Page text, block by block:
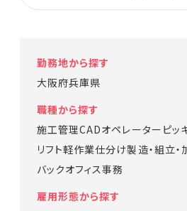
勤務地から探す
大阪府兵庫県
職種から探す
施工管理CADオペレーター ピッ
リフト軽作業仕分け製造・組立・
バックオフィス事務
雇用形態から探す